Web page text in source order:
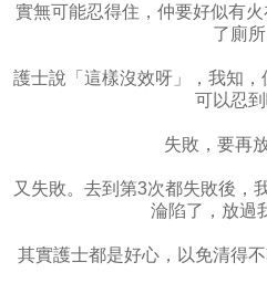
實無可能忍得住，仲要好似有
了廁所
護士說「這樣沒效呀」，我知
可以忍到
失敗，要再
又失敗。去到第3次都失敗後，
淪陷了，放過
其實護士都是好心，以免清得